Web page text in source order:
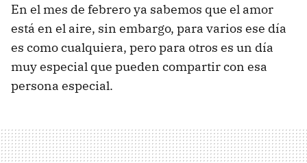
En el mes de febrero ya sabemos que el amor
está en el aire, sin embargo, para varios ese día
es como cualquiera, pero para otros es un día
muy especial que pueden compartir con esa
persona especial.